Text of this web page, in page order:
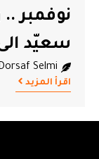
نوفمبر ..
سعيّد
Selmi
اقرأ المزيد